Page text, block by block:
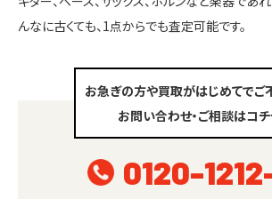
んなに古くても、1点からでも査定可能です。
お急ぎの方や買取がはじめてでご
お問い合わせ・ご相談はコ
0120-